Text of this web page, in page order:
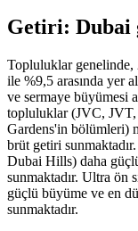
Getiri: Dubai
Topluluklar genelinde,
ile %9,5 arasında yer
ve sermaye büyümesi
topluluklar (JVC,
Gardens'in bölümleri)
brüt getiri
Dubai Hills) daha
sunmaktadır. Ultra ön
güçlü büyüme ve en
sunmaktadır.